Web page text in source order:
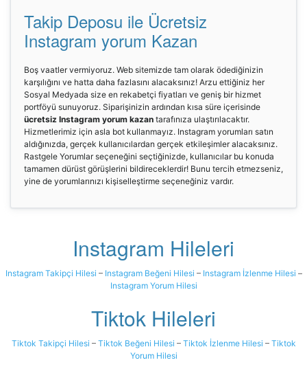
Takip Deposu ile Ücretsiz
Instagram yorum Kazan
Boş vaatler vermiyoruz. Web sitemizde tam olarak ödediğinizin
karşılığını ve hatta daha fazlasını alacaksınız! Arzu ettiğiniz her
Sosyal Medyada size en rekabetçi fiyatları ve geniş bir hizmet
portföyü sunuyoruz. Siparişinizin ardından kısa süre içerisinde
ücretsiz Instagram yorum kazan tarafınıza ulaştırılacaktır.
Hizmetlerimiz için asla bot kullanmayız. Instagram yorumları satın
aldığınızda, gerçek kullanıcılardan gerçek etkileşimler alacaksınız.
Rastgele Yorumlar seçeneğini seçtiğinizde, kullanıcılar bu konuda
tamamen dürüst görüşlerini bildireceklerdir! Bunu tercih etmezseniz,
yine de yorumlarınızı kişiselleştirme seçeneğiniz vardır.
Instagram Hileleri
Instagram Takipçi Hilesi – Instagram Beğeni Hilesi – Instagram İzlenme Hilesi –
Instagram Yorum Hilesi
Tiktok Hileleri
Tiktok Takipçi Hilesi – Tiktok Beğeni Hilesi – Tiktok İzlenme Hilesi – Tiktok
Yorum Hilesi